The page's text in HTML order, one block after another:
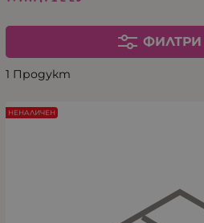
ФИЛТРИ
1 Продукт
НЕНАЛИЧЕН